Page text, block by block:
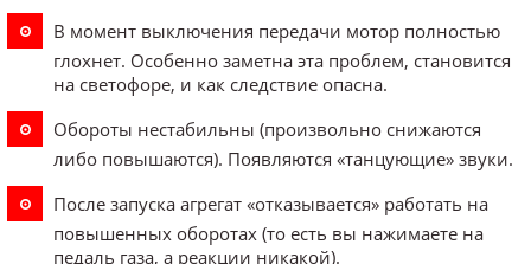
В момент выключения передачи мотор полностью
глохнет. Особенно заметна эта проблем, становится
на светофоре, и как следствие опасна.
Обороты нестабильны (произвольно снижаются
либо повышаются). Появляются «танцующие» звуки.
После запуска агрегат «отказывается» работать на
повышенных оборотах (то есть вы нажимаете на
педаль газа, а реакции никакой).